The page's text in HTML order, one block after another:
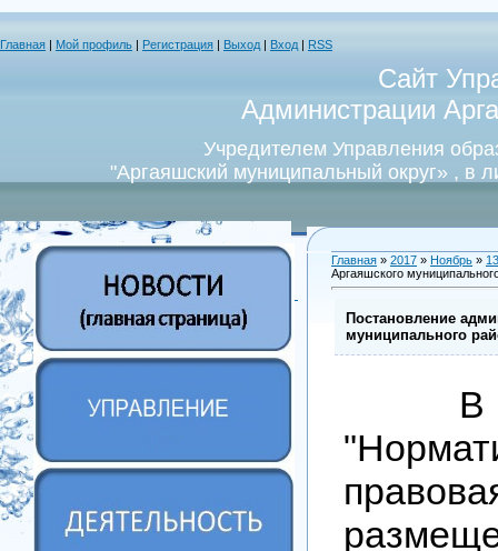
Главная Мой профиль Регистрация Выход Вход RSS
Сайт
Администрации
Учредителем Управления
"Аргаяшский муниципальный округ» , в
Главная » 2017 » Ноябрь » 13
Аргаяшского
Постановление
муниципального
В